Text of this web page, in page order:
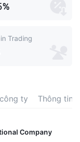
Trading
ty Thông tin
Company